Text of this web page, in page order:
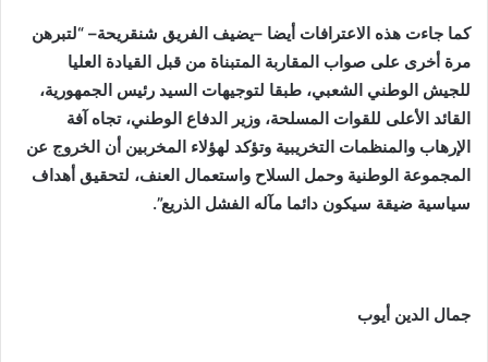
كما جاءت هذه الاعترافات أيضا –يضيف الفريق شنقريحة– “لتبرهن
مرة أخرى على صواب المقاربة المتبناة من قبل القيادة العليا
للجيش الوطني الشعبي، طبقا لتوجيهات السيد رئيس الجمهورية،
القائد الأعلى للقوات المسلحة، وزير الدفاع الوطني، تجاه آفة
الإرهاب والمنظمات التخريبية وتؤكد لهؤلاء المخربين أن الخروج عن
المجموعة الوطنية وحمل السلاح واستعمال العنف، لتحقيق أهداف
سياسية ضيقة سيكون دائما مآله الفشل الذريع”.
جمال الدين أيوب